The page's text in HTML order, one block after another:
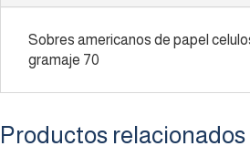
Sobres americanos de papel
gramaje 70
Productos relacionados